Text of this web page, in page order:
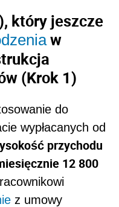
który jeszcze
w
(Krok 1)
do
wypłacanych od
przychodu
12 800
z umowy